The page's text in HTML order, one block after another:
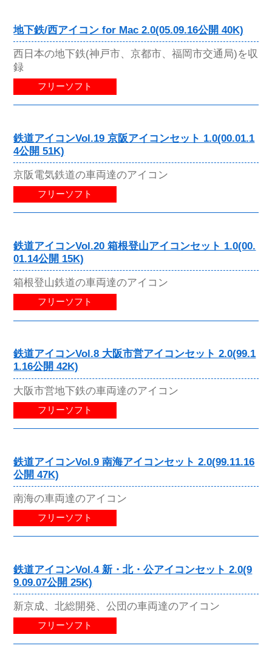
地下鉄/西アイコン for Mac 2.0(05.09.16公開 40K)
西日本の地下鉄(神戸市、京都市、福岡市交通局)を収
録
フリーソフト
鉄道アイコンVol.19 京阪アイコンセット 1.0(00.01.1
4公開 51K)
京阪電気鉄道の車両達のアイコン
フリーソフト
鉄道アイコンVol.20 箱根登山アイコンセット 1.0(00.
01.14公開 15K)
箱根登山鉄道の車両達のアイコン
フリーソフト
鉄道アイコンVol.8 大阪市営アイコンセット 2.0(99.1
1.16公開 42K)
大阪市営地下鉄の車両達のアイコン
フリーソフト
鉄道アイコンVol.9 南海アイコンセット 2.0(99.11.16
公開 47K)
南海の車両達のアイコン
フリーソフト
鉄道アイコンVol.4 新・北・公アイコンセット 2.0(9
9.09.07公開 25K)
新京成、北総開発、公団の車両達のアイコン
フリーソフト